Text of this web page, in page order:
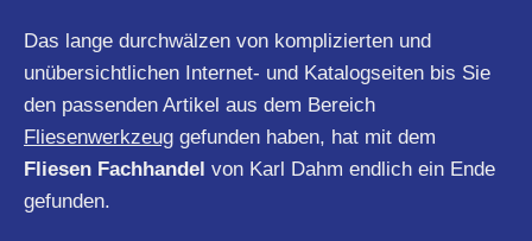
Das lange durchwälzen von komplizierten und
unübersichtlichen Internet- und Katalogseiten bis Sie
den passenden Artikel aus dem Bereich
Fliesenwerkzeug gefunden haben, hat mit dem
Fliesen Fachhandel von Karl Dahm endlich ein Ende
gefunden.